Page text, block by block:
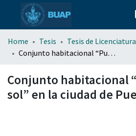
menu.section.about_menu
Home Tesis
Tesis de Licenciatura
Conjunto habitacional “Puerta del sol” en la ciudad de Puebla
Conjunto habitacional
sol” en la ciudad de